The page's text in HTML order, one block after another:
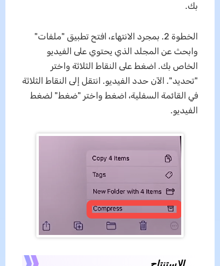
بك.
الخطوة 2. بمجرد الانتهاء، افتح تطبيق "ملفات"
وابحث عن المجلد الذي يحتوي على الفيديو
الخاص بك. اضغط على النقاط الثلاثة واختر
"تحديد". الآن حدد الفيديو. انتقل إلى النقاط الثلاثة
في القائمة السفلية، اضغط واختر "ضغط" لضغط
الفيديو.